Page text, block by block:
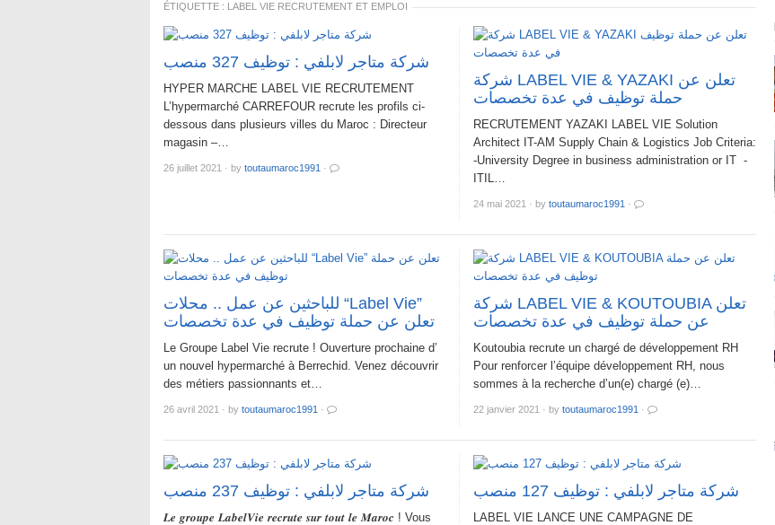
ÉTIQUETTE : LABEL VIE RECRUTEMENT ET EMPLOI
شركة متاجر لابلفي : توظيف 327 منصب
HYPER MARCHE LABEL VIE RECRUTEMENT
L’hypermarché CARREFOUR recrute les profils ci-
dessous dans plusieurs villes du Maroc : Directeur
magasin –…
26 juillet 2021 · by toutaumaroc1991 ·
شركة LABEL VIE & YAZAKI تعلن عن
حملة توظيف في عدة تخصصات
RECRUTEMENT YAZAKI LABEL VIE Solution
Architect IT-AM Supply Chain & Logistics Job Criteria:
-University Degree in business administration or IT -
ITIL…
24 mai 2021 · by toutaumaroc1991 ·
للباحثين عن عمل .. محلات “Label Vie”
تعلن عن حملة توظيف في عدة تخصصات
Le Groupe Label Vie recrute ! Ouverture prochaine d’
un nouvel hypermarché à Berrechid. Venez découvrir
des métiers passionnants et…
26 avril 2021 · by toutaumaroc1991 ·
شركة LABEL VIE & KOUTOUBIA تعلن
عن حملة توظيف في عدة تخصصات
Koutoubia recrute un chargé de développement RH
Pour renforcer l’équipe développement RH, nous
sommes à la recherche d’un(e) chargé (e)…
22 janvier 2021 · by toutaumaroc1991 ·
شركة متاجر لابلفي : توظيف 237 منصب
𝑳𝒆 𝒈𝒓𝒐𝒖𝒑𝒆 𝑳𝒂𝒃𝒆𝒍𝑽𝒊𝒆 𝒓𝒆𝒄𝒓𝒖𝒕𝒆 𝒔𝒖𝒓 𝒕𝒐𝒖𝒕 𝒍𝒆 𝑴𝒂𝒓𝒐𝒄 ! Vous
شركة متاجر لابلفي : توظيف 127 منصب
LABEL VIE LANCE UNE CAMPAGNE DE